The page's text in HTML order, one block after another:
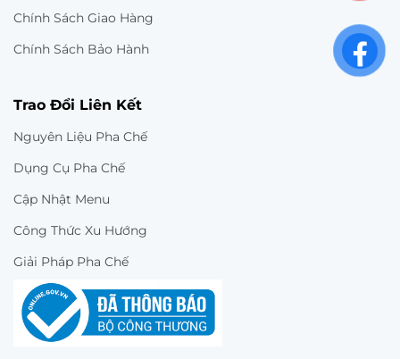
Chính Sách Giao Hàng
Chính Sách Bảo Hành
Trao Đổi Liên Kết
Nguyên Liệu Pha Chế
Dụng Cụ Pha Chế
Cập Nhật Menu
Công Thức Xu Hướng
Giải Pháp Pha Chế